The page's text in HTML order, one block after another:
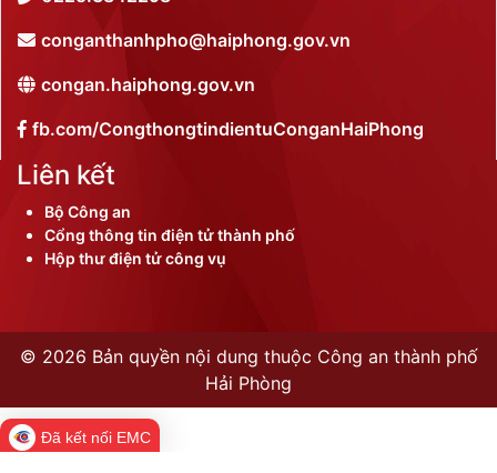
conganthanhpho@haiphong.gov.vn
congan.haiphong.gov.vn
fb.com/CongthongtindientuConganHaiPhong
Liên kết
Bộ Công an
Cổng thông tin điện tử thành phố
Hộp thư điện tử công vụ
© 2026 Bản quyền nội dung thuộc Công an thành phố
Hải Phòng
Đã kết nối EMC